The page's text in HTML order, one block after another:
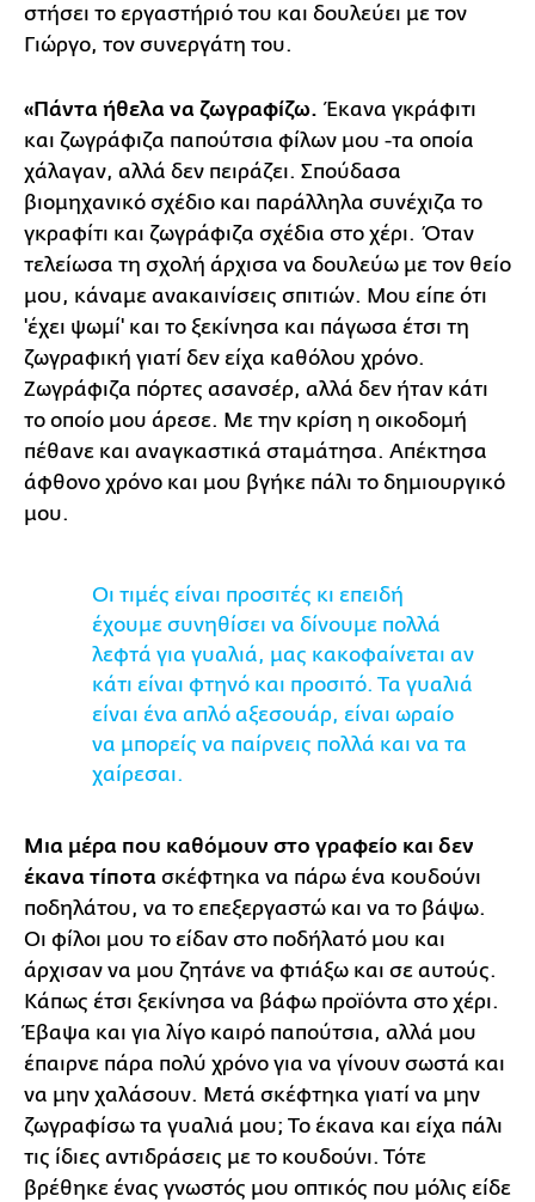
στήσει το εργαστήριό του και δουλεύει με τον
Γιώργο, τον συνεργάτη του.
«Πάντα ήθελα να ζωγραφίζω. Έκανα γκράφιτι
και ζωγράφιζα παπούτσια φίλων μου -τα οποία
χάλαγαν, αλλά δεν πειράζει. Σπούδασα
βιομηχανικό σχέδιο και παράλληλα συνέχιζα το
γκραφίτι και ζωγράφιζα σχέδια στο χέρι. Όταν
τελείωσα τη σχολή άρχισα να δουλεύω με τον θείο
μου, κάναμε ανακαινίσεις σπιτιών. Μου είπε ότι
'έχει ψωμί' και το ξεκίνησα και πάγωσα έτσι τη
ζωγραφική γιατί δεν είχα καθόλου χρόνο.
Ζωγράφιζα πόρτες ασανσέρ, αλλά δεν ήταν κάτι
το οποίο μου άρεσε. Με την κρίση η οικοδομή
πέθανε και αναγκαστικά σταμάτησα. Απέκτησα
άφθονο χρόνο και μου βγήκε πάλι το δημιουργικό
μου.
Οι τιμές είναι προσιτές κι επειδή
έχουμε συνηθίσει να δίνουμε πολλά
λεφτά για γυαλιά, μας κακοφαίνεται αν
κάτι είναι φτηνό και προσιτό. Τα γυαλιά
είναι ένα απλό αξεσουάρ, είναι ωραίο
να μπορείς να παίρνεις πολλά και να τα
χαίρεσαι.
Μια μέρα που καθόμουν στο γραφείο και δεν
έκανα τίποτα σκέφτηκα να πάρω ένα κουδούνι
ποδηλάτου, να το επεξεργαστώ και να το βάψω.
Οι φίλοι μου το είδαν στο ποδήλατό μου και
άρχισαν να μου ζητάνε να φτιάξω και σε αυτούς.
Κάπως έτσι ξεκίνησα να βάφω προϊόντα στο χέρι.
Έβαψα και για λίγο καιρό παπούτσια, αλλά μου
έπαιρνε πάρα πολύ χρόνο για να γίνουν σωστά και
να μην χαλάσουν. Μετά σκέφτηκα γιατί να μην
ζωγραφίσω τα γυαλιά μου; Το έκανα και είχα πάλι
τις ίδιες αντιδράσεις με το κουδούνι. Τότε
βρέθηκε ένας γνωστός μου οπτικός που μόλις είδε